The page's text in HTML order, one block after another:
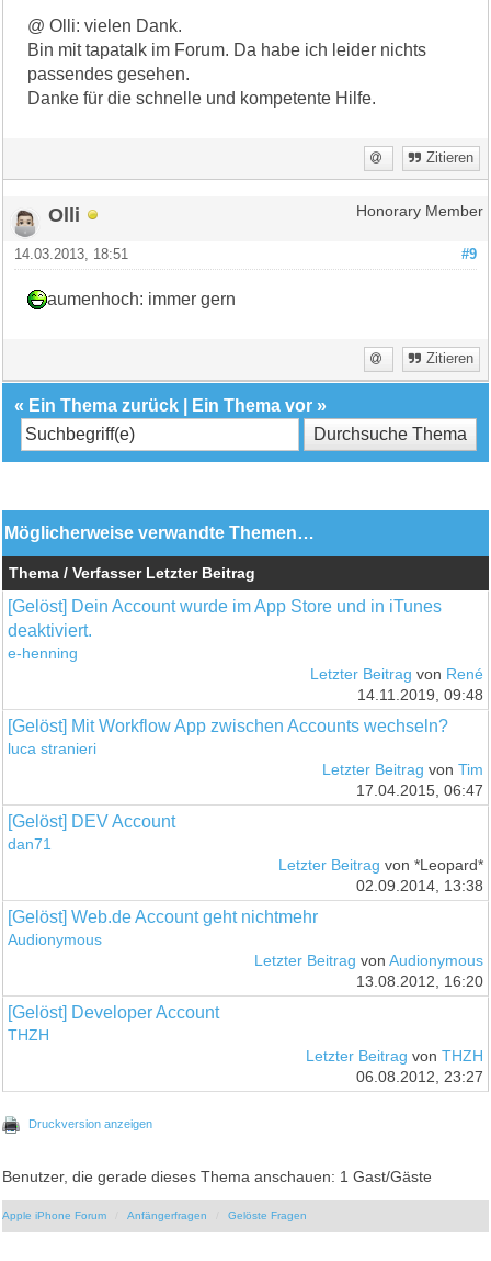
@ Olli: vielen Dank.
Bin mit tapatalk im Forum. Da habe ich leider nichts
passendes gesehen.
Danke für die schnelle und kompetente Hilfe.
Zitieren
Olli Honorary Member
#9
14.03.2013, 18:51
aumenhoch: immer gern
Zitieren
« Ein Thema zurück Ein Thema vor »
Möglicherweise verwandte Themen…
Thema / Verfasser Letzter Beitrag
[Gelöst] Dein Account wurde im App Store und in iTunes
deaktiviert.
e-henning
Letzter Beitrag von René
14.11.2019, 09:48
[Gelöst] Mit Workflow App zwischen Accounts wechseln?
luca stranieri
Letzter Beitrag von Tim
17.04.2015, 06:47
[Gelöst] DEV Account
dan71
Letzter Beitrag von *Leopard*
02.09.2014, 13:38
[Gelöst] Web.de Account geht nichtmehr
Audionymous
Letzter Beitrag von Audionymous
13.08.2012, 16:20
[Gelöst] Developer Account
THZH
Letzter Beitrag von THZH
06.08.2012, 23:27
Druckversion anzeigen
Benutzer, die gerade dieses Thema anschauen: 1 Gast/Gäste
Apple iPhone Forum Anfängerfragen Gelöste Fragen